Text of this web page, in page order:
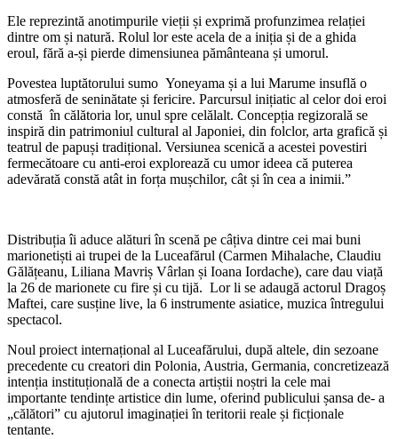
Ele reprezintă anotimpurile vieții și exprimă profunzimea relației
dintre om și natură. Rolul lor este acela de a iniția și de a ghida
eroul, fără a-și pierde dimensiunea pământeana și umorul.
Povestea luptătorului sumo Yoneyama și a lui Marume insuflă o
atmosferă de seninătate și fericire. Parcursul inițiatic al celor doi eroi
constă în călătoria lor, unul spre celălalt. Concepția regizorală se
inspiră din patrimoniul cultural al Japoniei, din folclor, arta grafică și
teatrul de papuși tradițional. Versiunea scenică a acestei povestiri
fermecătoare cu anti-eroi explorează cu umor ideea că puterea
adevărată constă atât in forța mușchilor, cât și în cea a inimii.”
Distribuția îi aduce alături în scenă pe câțiva dintre cei mai buni
marionetiști ai trupei de la Luceafărul (Carmen Mihalache, Claudiu
Gălățeanu, Liliana Mavriș Vârlan și Ioana Iordache), care dau viață
la 26 de marionete cu fire și cu tijă. Lor li se adaugă actorul Dragoș
Maftei, care susține live, la 6 instrumente asiatice, muzica întregului
spectacol.
Noul proiect internațional al Luceafărului, după altele, din sezoane
precedente cu creatori din Polonia, Austria, Germania, concretizează
intenția instituțională de a conecta artiștii noștri la cele mai
importante tendințe artistice din lume, oferind publicului șansa de- a
„călători” cu ajutorul imaginației în teritorii reale și ficționale
tentante.